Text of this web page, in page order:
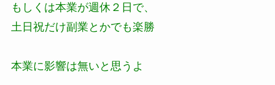
もしくは本業が週休２日で、
土日祝だけ副業とかでも楽勝
本業に影響は無いと思うよ